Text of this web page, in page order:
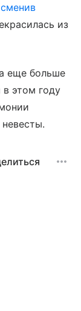
сменив
из
еще больше
этом году